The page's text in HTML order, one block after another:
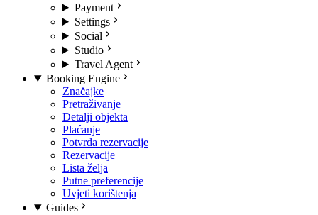
Payment
Settings
Social
Studio
Travel Agent
Booking Engine
Značajke
Pretraživanje
Detalji objekta
Plaćanje
Potvrda rezervacije
Rezervacije
Lista želja
Putne preferencije
Uvjeti korištenja
Guides